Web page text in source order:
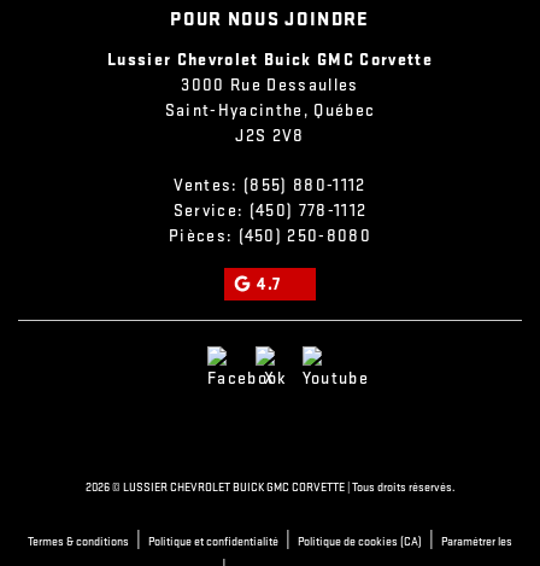
POUR NOUS JOINDRE
Lussier Chevrolet Buick GMC Corvette
3000 Rue Dessaulles
Saint-Hyacinthe , Québec
J2S 2V8
Ventes: (855) 880-1112
Service: (450) 778-1112
Pièces: (450) 250-8080
4.7
2026 © LUSSIER CHEVROLET BUICK GMC CORVETTE| Tous droits réservés.
Termes & conditions Politique et confidentialité Politique de cookies (CA)
Paramétrer les